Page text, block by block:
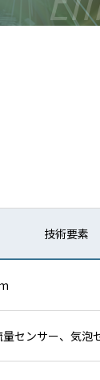
技術要素
センサー、気泡